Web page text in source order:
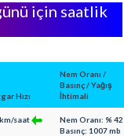
için saatlik
Hızı
Nem Oranı /
Basınç / Yağış
İhtimali
saat
Nem Oranı: % 42
Basınç: 1007 mb